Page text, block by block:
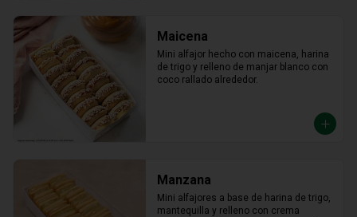
Maicena
Mini alfajor hecho con maicena, harina
de trigo y relleno de manjar blanco con
coco rallado alrededor.
Manzana
Mini alfajores a base de harina de trigo,
mantequilla y relleno con crema